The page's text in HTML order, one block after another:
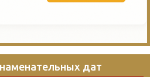
дат